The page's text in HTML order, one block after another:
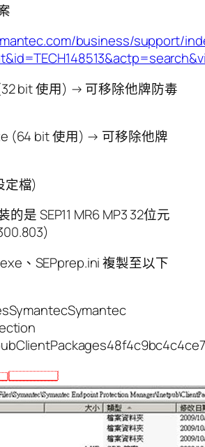
business/support/
bit 使用) → 可移除他牌防毒
(64 bit 使用) → 可移除他牌
定檔)
的是 SEP11 MR6 MP3 32位元
、SEPprep.ini 複製至以下